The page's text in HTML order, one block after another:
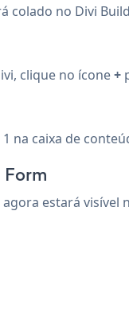
colado no Divi
clique no ícone+
na caixa de
estará visível